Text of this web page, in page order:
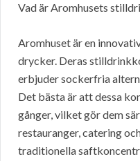
Vad är Aromhusets
Aromhuset är en
drycker. Deras
erbjuder sockerfria
Det bästa är att dessa
gånger, vilket gör dem
restauranger, catering
traditionella